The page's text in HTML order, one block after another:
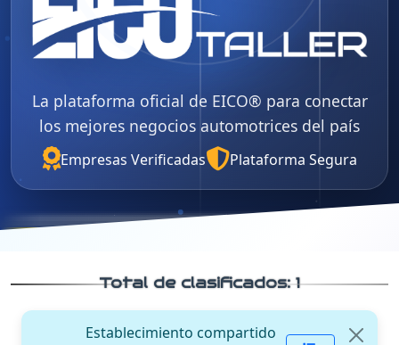
La plataforma oficial de EICO® para conectar
los mejores negocios automotrices del país
Empresas Verificadas Plataforma Segura
Total de clasificados:1
Establecimiento compartido